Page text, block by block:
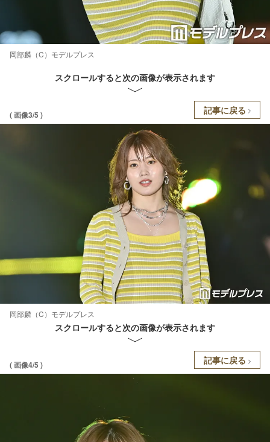
岡部麟（C）モデルプレス
スクロールすると次の画像が表示されます
( 画像3/5 ) 記事に戻る
岡部麟（C）モデルプレス
スクロールすると次の画像が表示されます
( 画像4/5 ) 記事に戻る